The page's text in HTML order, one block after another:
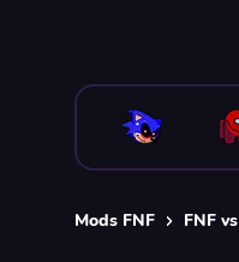
Mods FNF FNF